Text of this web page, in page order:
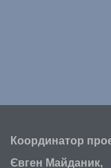
Координатор
Євген Майданик,